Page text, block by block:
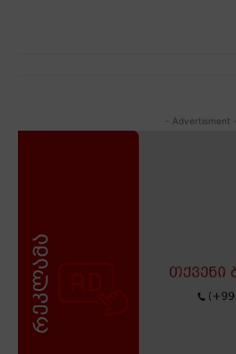
- Advertisment -